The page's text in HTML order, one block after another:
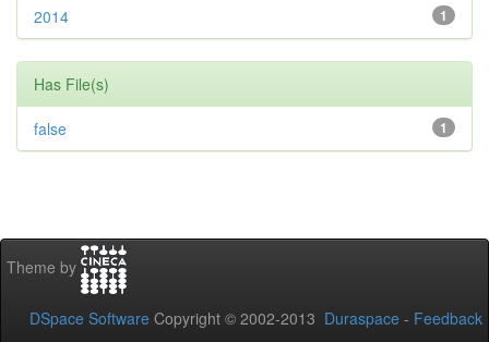
1
2014
Has File(s)
1
false
Theme by
DSpace Software Copyright © 2002-2013 Duraspace - Feedback